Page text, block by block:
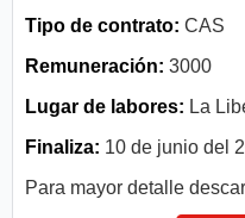
Tipo de contrato: CAS
Remuneración: 3000
Lugar de labores: La
Finaliza: 10 de junio del
Para mayor detalle